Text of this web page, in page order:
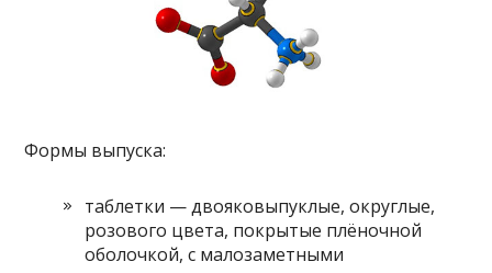
Формы выпуска:
таблетки — двояковыпуклые, округлые,
розового цвета, покрытые плёночной
оболочкой, с малозаметными